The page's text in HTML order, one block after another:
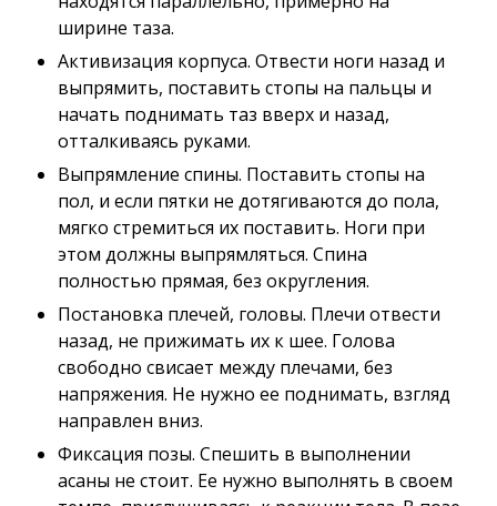
ширине таза.
Активизация корпуса. Отвести ноги назад и
выпрямить, поставить стопы на пальцы и
начать поднимать таз вверх и назад,
отталкиваясь руками.
Выпрямление спины. Поставить стопы на
пол, и если пятки не дотягиваются до пола,
мягко стремиться их поставить. Ноги при
этом должны выпрямляться. Спина
полностью прямая, без округления.
Постановка плечей, головы. Плечи отвести
назад, не прижимать их к шее. Голова
свободно свисает между плечами, без
напряжения. Не нужно ее поднимать, взгляд
направлен вниз.
Фиксация позы. Спешить в выполнении
асаны не стоит. Ее нужно выполнять в своем